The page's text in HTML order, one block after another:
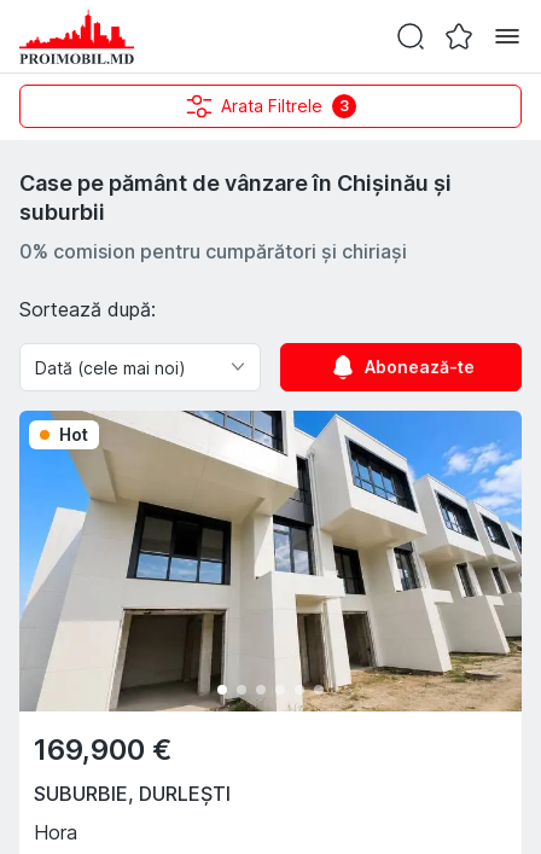
Arata Filtrele 3
Case pe pământ de vânzare în Chișinău și
suburbii
0% comision pentru cumpărători și chiriași
Sortează după:
Abonează-te
Hot
169,900 €
SUBURBIE, DURLEȘTI
Hora